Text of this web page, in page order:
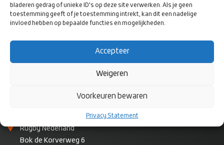
bladeren gedrag of unieke ID's op deze site verwerken. Als je geen
toestemming geeft of je toestemming intrekt, kan dit een nadelige
invloed hebben op bepaalde functies en mogelijkheden.
Accepteer
Weigeren
Voorkeuren bewaren
Privacy Statement
Rugby Nederland
Bok de Korverweg 6